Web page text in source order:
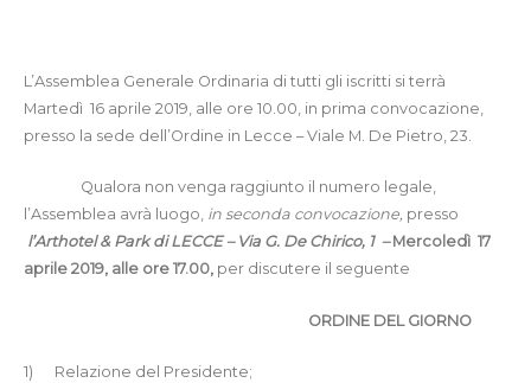
L’Assemblea Generale Ordinaria di tutti gli iscritti si terrà
Martedì 16 aprile 2019, alle ore 10.00, in prima convocazione,
presso la sede dell’Ordine in Lecce – Viale M. De Pietro, 23.
Qualora non venga raggiunto il numero legale,
l’Assemblea avrà luogo, in seconda convocazione, presso
l’Arthotel & Park di LECCE – Via G. De Chirico, 1 –Mercoledì 17
aprile 2019, alle ore 17.00, per discutere il seguente
ORDINE DEL GIORNO
1) Relazione del Presidente;